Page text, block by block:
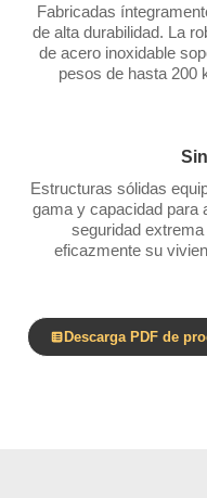
Fabricadas
de alta durabilidad. La
de acero inoxidable
pesos de hasta 200
Estructuras sólidas
gama y capacidad para
seguridad
eficazmente su
Descarga PDF de